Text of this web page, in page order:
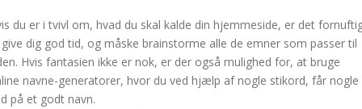
du er i tvivl om, hvad du skal kalde din hjemmeside, er det
dig god tid, og måske brainstorme alle de emner som passer til
Hvis fantasien ikke er nok, er der også mulighed for, at bruge
navne-generatorer, hvor du ved hjælp af nogle stikord, får nogle
på et godt navn.